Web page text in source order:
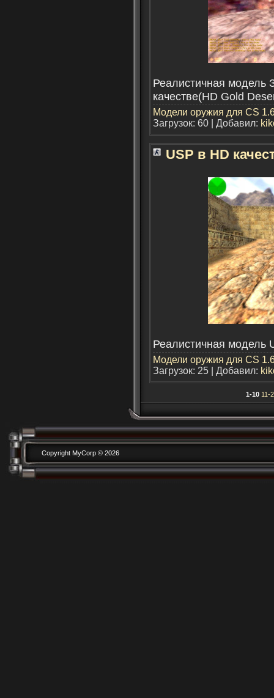
Реалистичная модель
качестве(HD Gold
Модели оружия для CS
Загрузок: 60 | Добавил:
USP в HD
Реалистичная модель
Модели оружия для CS
Загрузок: 25 | Добавил:
1-10 11-
Copyright MyCorp © 2026